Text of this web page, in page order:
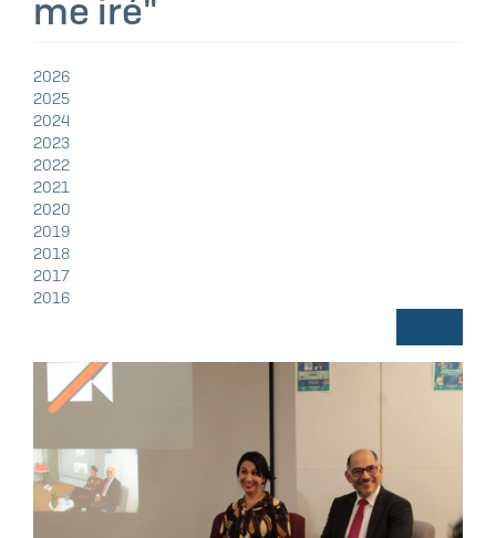
me iré"
2026
2025
2024
2023
2022
2021
2020
2019
2018
2017
2016